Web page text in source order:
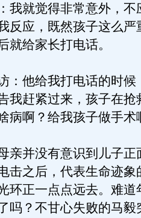
就觉得非常意外，不
反应，既然孩子这么严
就给家长打电话。
他给我打电话的时候
我赶紧过来，孩子在抢
病啊？给我孩子做手术
并没有意识到儿子正
击之后，代表生命迹象
环正一点点远去。难道
吗？不甘心失败的马毅